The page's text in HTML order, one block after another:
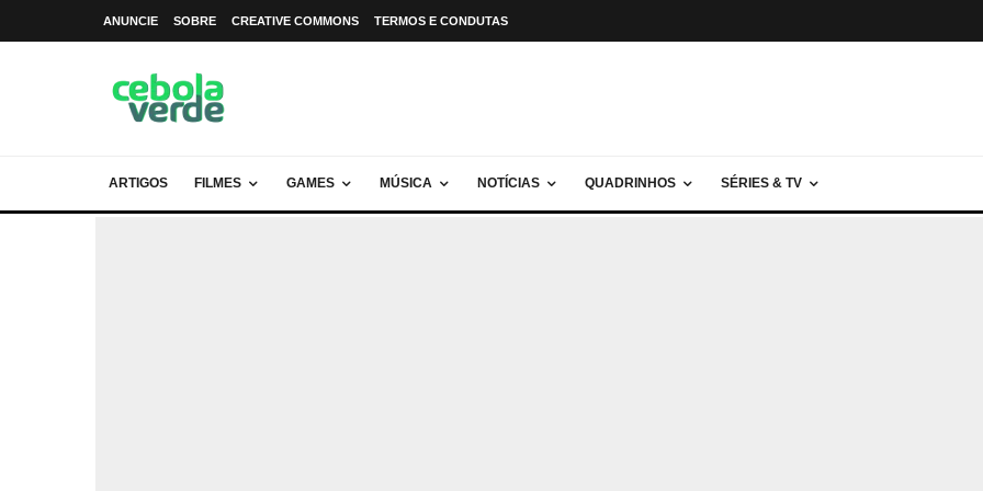
ANUNCIE SOBRE CREATIVE COMMONS TERMOS E CONDUTAS
ARTIGOS FILMES GAMES MÚSICA NOTÍCIAS QUADRINHOS SÉRIES & TV